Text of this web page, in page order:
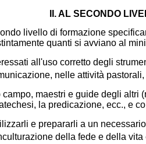
II. AL SECONDO
livello di formazione
quanti si avviano al
all'uso corretto degli
nelle attività
maestri e guide degli altri
la predicazione, ecc., e
e prepararli a un
della fede e della